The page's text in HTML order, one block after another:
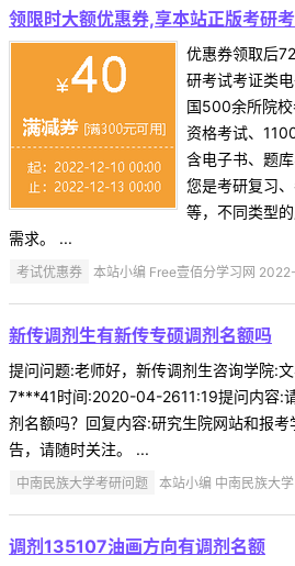
领限时大额优惠券,享本站正版考研
优惠券领取后
研考试考证类
国500余所院
资格考试、
含电子书、题
您是考研复习
等，不同类型
需求。 ...
考试优惠券 本站小编 Free壹佰分学习网
新传调剂生有新传专硕调剂名额吗
提问问题:老师好，新传调剂生咨询学院:
7***41时间:2020-04-2611:19提问内容:
剂名额吗？回复内容:研究生院网站和报
告，请随时关注。 ...
中南民族大学考研问题 本站小编 中南民族大
调剂135107油画方向有调剂名额